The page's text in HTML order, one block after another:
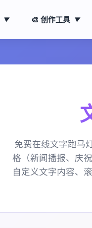
▼ 🎨 创作工具 ▼
免费在线文字跑马
格（新闻播报、庆
自定义文字内容、